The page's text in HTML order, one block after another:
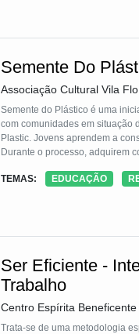
Semente Do
Associação Cultural Vila
Semente do Plástico é uma
com comunidades em situação
Plastic. Jovens aprendem a
Durante o processo, adquirem
negativo do descarte de
TEMAS: EDUCAÇÃO
Ser Eficiente -
Trabalho
Centro Espírita
Trata-se de uma metodologia